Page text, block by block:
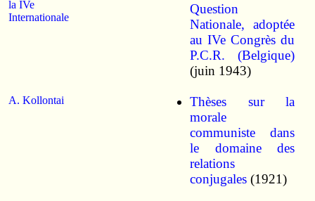
la IVe
Internationale
Question
Nationale, adoptée
au IVe Congrès du
P.C.R. (Belgique)
(juin 1943)
A. Kollontai
Thèses sur la
morale
communiste dans
le domaine des
relations
conjugales(1921)